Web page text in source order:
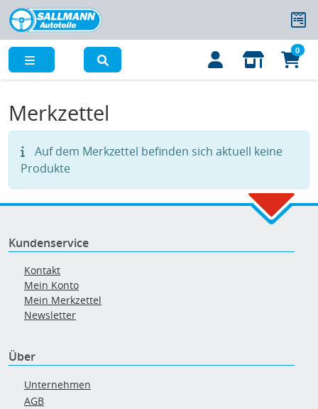
0
Merkzettel
Auf dem Merkzettel befinden sich aktuell keine
Produkte
Kundenservice
Kontakt
Mein Konto
Mein Merkzettel
Newsletter
Über
Unternehmen
AGB